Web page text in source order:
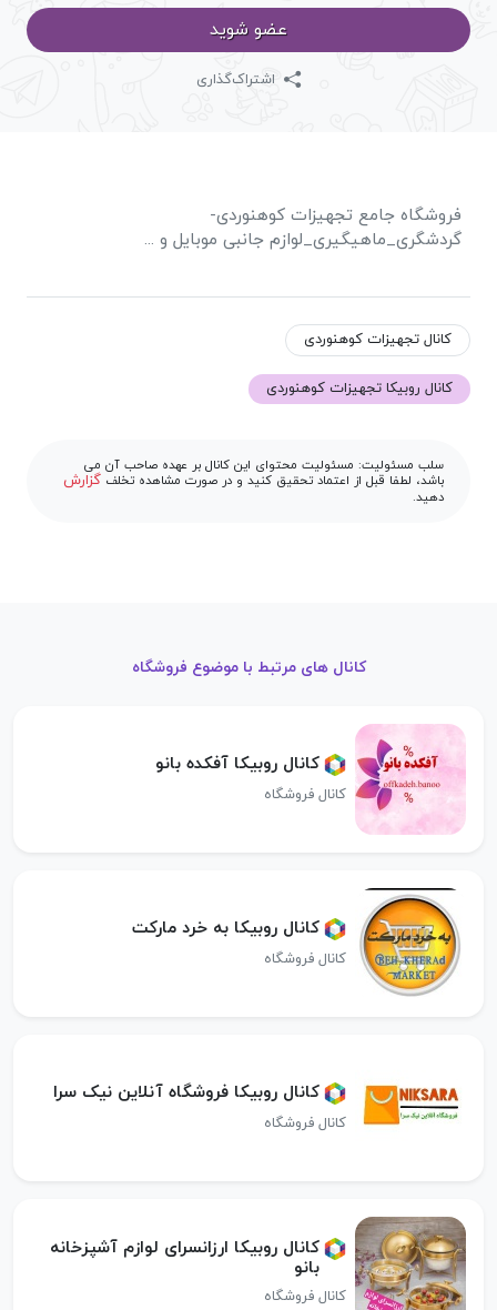
عضو شوید
اشتراک‌گذاری
فروشگاه جامع تجهیزات کوهنوردی-
گردشگری_ماهیگیری_لوازم جانبی موبایل و ...
کانال تجهیزات کوهنوردی
کانال روبیکا تجهیزات کوهنوردی
سلب مسئولیت: مسئولیت محتوای این کانال بر عهده صاحب آن می
باشد، لطفا قبل از اعتماد تحقیق کنید و در صورت مشاهده تخلف گزارش
دهید.
کانال های مرتبط با موضوع فروشگاه
کانال روبیکا آفکده بانو
کانال فروشگاه
کانال روبیکا به خرد مارکت
کانال فروشگاه
کانال روبیکا فروشگاه آنلاین نیک سرا
کانال فروشگاه
کانال روبیکا ارزانسرای لوازم آشپزخانه
بانو
کانال فروشگاه